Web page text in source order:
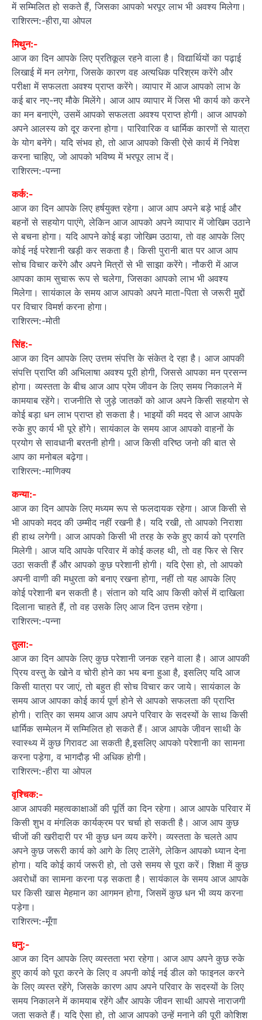
में सम्मिलित हो सकते हैं, जिसका आपको भरपूर लाभ भी अवश्य मिलेगा।
राशिरत्न:-हीरा,या ओपल
मिथुन:-
आज का दिन आपके लिए प्रतिकूल रहने वाला है। विद्यार्थियों का पढ़ाई
लिखाई में मन लगेगा, जिसके कारण वह अत्यधिक परिश्रम करेंगे और
परीक्षा में सफलता अवश्य प्राप्त करेंगे। व्यापार में आज आपको लाभ के
कई बार नए-नए मौके मिलेंगे। आज आप व्यापार में जिस भी कार्य को करने
का मन बनाएंगे, उसमें आपको सफलता अवश्य प्राप्त होगी। आज आपको
अपने आलस्य को दूर करना होगा। पारिवारिक व धार्मिक कारणों से यात्रा
के योग बनेंगे। यदि संभव हो, तो आज आपको किसी ऐसे कार्य में निवेश
करना चाहिए, जो आपको भविष्य में भरपूर लाभ दें।
राशिरत्न:-पन्ना
कर्क:-
आज का दिन आपके लिए हर्षयुक्त रहेगा। आज आप अपने बड़े भाई और
बहनों से सहयोग पाएंगे, लेकिन आज आपको अपने व्यापार में जोखिम उठाने
से बचना होगा। यदि आपने कोई बड़ा जोखिम उठाया, तो वह आपके लिए
कोई नई परेशानी खड़ी कर सकता है। किसी पुरानी बात पर आज आप
सोच विचार करेंगे और अपने मित्रों से भी साझा करेंगे। नौकरी में आज
आपका काम सुचारू रूप से चलेगा, जिसका आपको लाभ भी अवश्य
मिलेगा। सायंकाल के समय आज आपको अपने माता-पिता से जरूरी मुद्दों
पर विचार विमर्श करना होगा।
राशिरत्न:-मोती
सिंह:-
आज का दिन आपके लिए उत्तम संपत्ति के संकेत दे रहा है। आज आपकी
संपत्ति प्राप्ति की अभिलाषा अवश्य पूरी होगी, जिससे आपका मन प्रसन्न
होगा। व्यस्तता के बीच आज आप प्रेम जीवन के लिए समय निकालने में
कामयाब रहेंगे। राजनीति से जुड़े जातकों को आज अपने किसी सहयोग से
कोई बड़ा धन लाभ प्राप्त हो सकता है। भाइयों की मदद से आज आपके
रुके हुए कार्य भी पूरे होंगे। सायंकाल के समय आज आपको वाहनों के
प्रयोग से सावधानी बरतनी होगी। आज किसी वरिष्ठ जनो की बात से
आप का मनोबल बढ़ेगा।
राशिरत्न:-माणिक्य
कन्या:-
आज का दिन आपके लिए मध्यम रूप से फलदायक रहेगा। आज किसी से
भी आपको मदद की उम्मीद नहीं रखनी है। यदि रखी, तो आपको निराशा
ही हाथ लगेगी। आज आपको किसी भी तरह के रुके हुए कार्य को प्रगति
मिलेगी। आज यदि आपके परिवार में कोई कलह थी, तो वह फिर से सिर
उठा सकती हैं और आपको कुछ परेशानी होगी। यदि ऐसा हो, तो आपको
अपनी वाणी की मधुरता को बनाए रखना होगा, नहीं तो यह आपके लिए
कोई परेशानी बन सकती है। संतान को यदि आप किसी कोर्स में दाखिला
दिलाना चाहते हैं, तो वह उसके लिए आज दिन उत्तम रहेगा।
राशिरत्न:-पन्ना
तुला:-
आज का दिन आपके लिए कुछ परेशानी जनक रहने वाला है। आज आपकी
प्रिय वस्तु के खोने व चोरी होने का भय बना हुआ है, इसलिए यदि आज
किसी यात्रा पर जाएं, तो बहुत ही सोच विचार कर जाये। सायंकाल के
समय आज आपका कोई कार्य पूर्ण होने से आपको सफलता की प्राप्ति
होगी। रात्रि का समय आज आप अपने परिवार के सदस्यों के साथ किसी
धार्मिक सम्मेलन में सम्मिलित हो सकते हैं। आज आपके जीवन साथी के
स्वास्थ्य में कुछ गिरावट आ सकती है,इसलिए आपको परेशानी का सामना
करना पड़ेगा, व भागदौड़ भी अधिक होगी।
राशिरत्न:-हीरा या ओपल
वृश्चिक:-
आज आपकी महत्वकाक्षाओं की पूर्ति का दिन रहेगा। आज आपके परिवार में
किसी शुभ व मंगलिक कार्यक्रम पर चर्चा हो सकती है। आज आप कुछ
चीजों की खरीदारी पर भी कुछ धन व्यय करेंगे। व्यस्तता के चलते आप
अपने कुछ जरूरी कार्य को आगे के लिए टालेंगे, लेकिन आपको ध्यान देना
होगा। यदि कोई कार्य जरूरी हो, तो उसे समय से पूरा करें। शिक्षा में कुछ
अवरोधों का सामना करना पड़ सकता है। सायंकाल के समय आज आपके
घर किसी खास मेहमान का आगमन होगा, जिसमें कुछ धन भी व्यय करना
पड़ेगा।
राशिरत्न:-मूँगा
धनु:-
आज का दिन आपके लिए व्यस्तता भरा रहेगा। आज आप अपने कुछ रुके
हुए कार्य को पूरा करने के लिए व अपनी कोई नई डील को फाइनल करने
के लिए व्यस्त रहेंगे, जिसके कारण आप अपने परिवार के सदस्यों के लिए
समय निकालने में कामयाब रहेंगे और आपके जीवन साथी आपसे नाराजगी
जता सकते हैं। यदि ऐसा हो, तो आज आपको उन्हें मनाने की पूरी कोशिश